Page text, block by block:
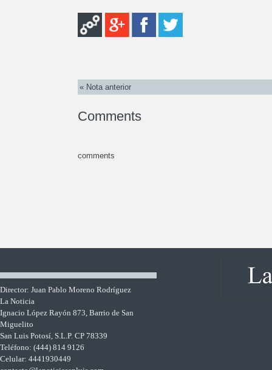
« Nota anterior
Comments
comments
Director: Juan Pablo Moreno Rodríguez
La Noticia
Ignacio López Rayón 873, Barrio de San
Miguelito
San Luis Potosí, S.L.P. CP 78339
Teléfono: (444) 814 9126
Celular: 4441930449